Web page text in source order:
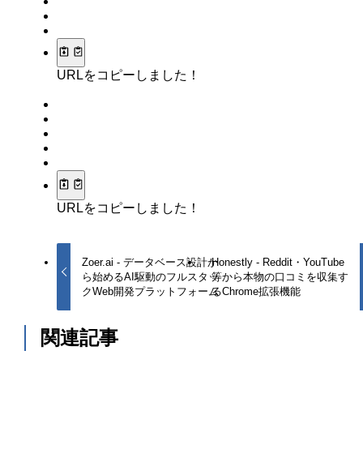
URLをコピーしました！
URLをコピーしました！
Zoer.ai - データベース設計か
ら始めるAI駆動のフルスタッ
クWeb開発プラットフォーム
Honestly - Reddit・YouTube
等から本物の口コミを収集す
るChrome拡張機能
関連記事